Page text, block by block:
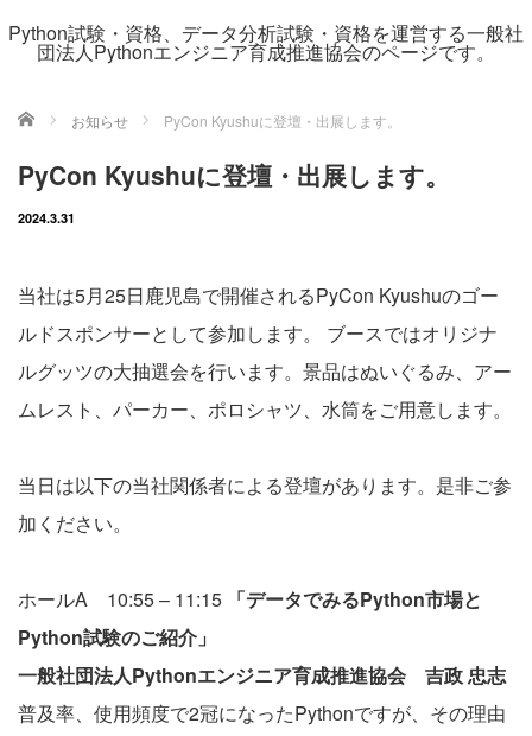
Python試験・資格、データ分析試験・資格を運営する一般社
団法人Pythonエンジニア育成推進協会のページです。
ホーム お知らせ PyCon Kyushuに登壇・出展します。
PyCon Kyushuに登壇・出展します。
2024.3.31
当社は5月25日鹿児島で開催されるPyCon Kyushuのゴー
ルドスポンサーとして参加します。 ブースではオリジナ
ルグッツの大抽選会を行います。景品はぬいぐるみ、アー
ムレスト、パーカー、ポロシャツ、水筒をご用意します。
当日は以下の当社関係者による登壇があります。是非ご参
加ください。
ホールA 10:55 – 11:15 「データでみるPython市場と
Python試験のご紹介」
一般社団法人Pythonエンジニア育成推進協会 吉政 忠志
普及率、使用頻度で2冠になったPythonですが、その理由